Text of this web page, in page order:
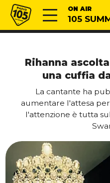
Vai al contenuto
Radio 105 ON AIR
105
Rihanna
una cuffia
La cantante ha
aumentare l'attesa
l'attenzione è tutta